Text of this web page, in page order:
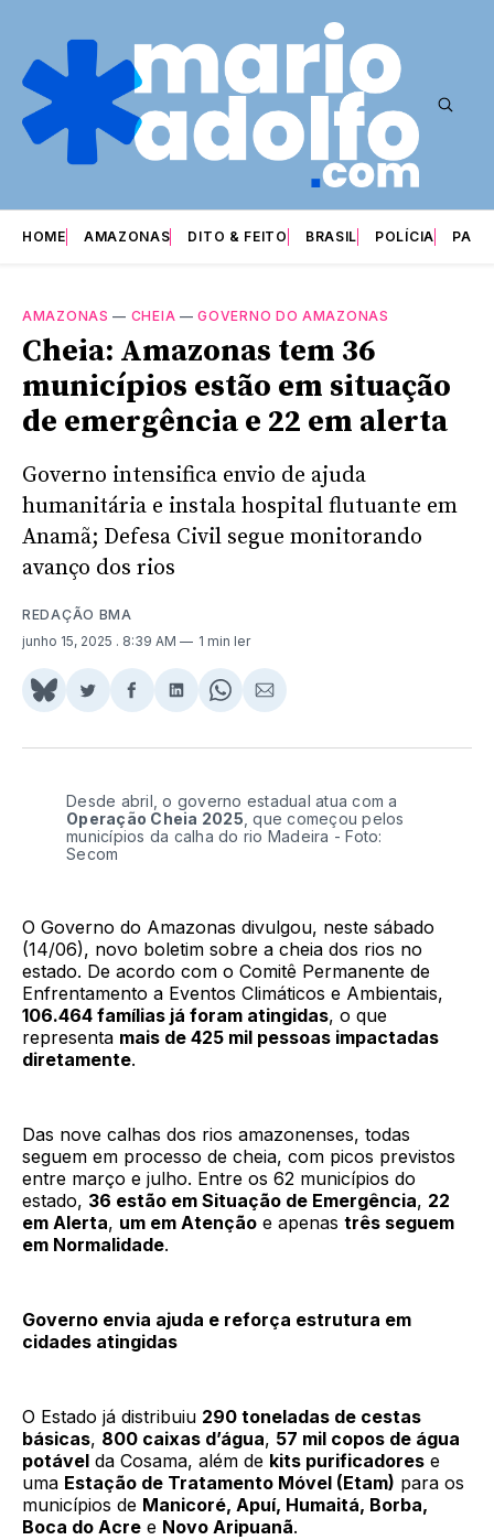
HOME AMAZONAS DITO & FEITO BRASIL POLÍCIA
AMAZONAS — CHEIA —GOVERNO DO AMAZONAS
Cheia: Amazonas tem 36
municípios estão em situação
de emergência e 22 em alerta
Governo intensifica envio de ajuda
humanitária e instala hospital flutuante em
Anamã; Defesa Civil segue monitorando
avanço dos rios
REDAÇÃO BMA
junho 15, 2025 . 8:39 AM 1 min ler
Share
BlueSky
Compartilhar
Twitter
Compartilhar
Facebook
Compartilhar
LinkedIn
Share
WhatsApp
Compartilhar
Email
Desde abril, o governo estadual atua com a
Operação Cheia 2025 , que começou pelos
municípios da calha do rio Madeira - Foto:
Secom
O Governo do Amazonas divulgou, neste sábado
(14/06), novo boletim sobre a cheia dos rios no
estado. De acordo com o Comitê Permanente de
Enfrentamento a Eventos Climáticos e Ambientais,
106.464 famílias já foram atingidas, o que
representa mais de 425 mil pessoas impactadas
diretamente.
Das nove calhas dos rios amazonenses, todas
seguem em processo de cheia, com picos previstos
entre março e julho. Entre os 62 municípios do
estado, 36 estão em Situação de Emergência, 22
em Alerta, um em Atenção e apenas três seguem
em Normalidade.
Governo envia ajuda e reforça estrutura em
cidades atingidas
O Estado já distribuiu 290 toneladas de cestas
básicas, 800 caixas d’água, 57 mil copos de água
potável da Cosama, além de kits purificadores e
uma Estação de Tratamento Móvel (Etam) para os
municípios de Manicoré, Apuí, Humaitá, Borba,
Boca do Acre e Novo Aripuanã.